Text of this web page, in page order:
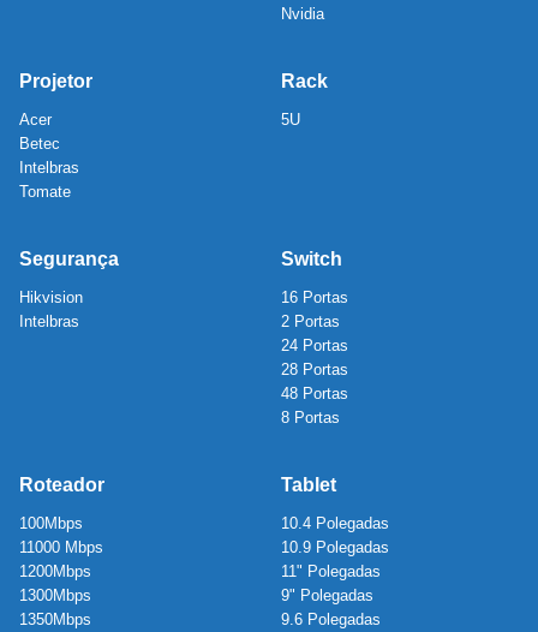
Nvidia
Projetor
Acer
Betec
Intelbras
Tomate
Rack
5U
Segurança
Hikvision
Intelbras
Switch
16 Portas
2 Portas
24 Portas
28 Portas
48 Portas
8 Portas
Roteador
100Mbps
11000 Mbps
1200Mbps
1300Mbps
1350Mbps
Tablet
10.4 Polegadas
10.9 Polegadas
11" Polegadas
9" Polegadas
9.6 Polegadas